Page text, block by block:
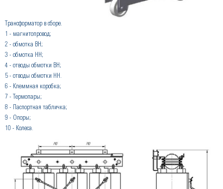
Трансформатор в сборе.
1 - магнитопровод;
2 - обмотка ВН;
3 - обмотка НН;
4 - отводы обмотки ВН;
5 - отводы обмотки НН.
6 - Клеммная коробка;
7 - Термопары;
8 - Паспортная табличка;
9 - Опоры;
10 - Колеса.